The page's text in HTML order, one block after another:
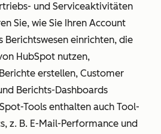
und Serviceaktivitäten
Sie, wie Sie Ihren Account
Berichtswesen einrichten, die
HubSpot nutzen,
erstellen, Customer
Berichts-Dashboards
Tools enthalten auch Tool-
z. B. E-Mail-Performance und